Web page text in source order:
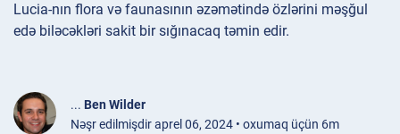
Lucia-nın flora və faunasının əzəmətində özlərini məşğul
edə biləcəkləri sakit bir sığınacaq təmin edir.
... Ben Wilder
Nəşr edilmişdir aprel 06, 2024 • oxumaq üçün 6m